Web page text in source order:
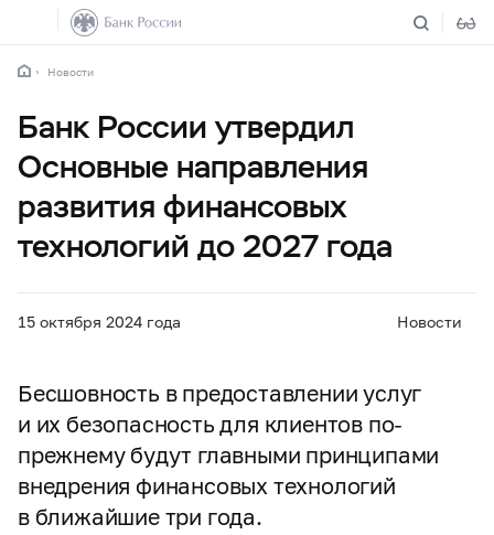
Новости
Банк России утвердил
Основные направления
развития финансовых
технологий до 2027 года
15 октября 2024 года Новости
Бесшовность в предоставлении услуг
и их безопасность для клиентов по-
прежнему будут главными принципами
внедрения финансовых технологий
в ближайшие три года.